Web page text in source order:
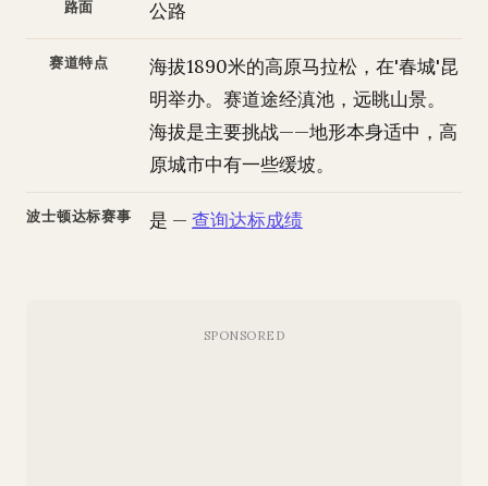
路面 公路
赛道特点
海拔1890米的高原马拉松，在'春城'昆
明举办。赛道途经滇池，远眺山景。
海拔是主要挑战——地形本身适中，高
原城市中有一些缓坡。
波士顿达标赛事 是 — 查询达标成绩